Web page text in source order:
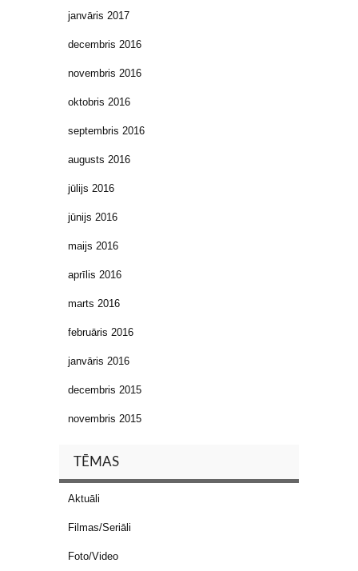
janvāris 2017
decembris 2016
novembris 2016
oktobris 2016
septembris 2016
augusts 2016
jūlijs 2016
jūnijs 2016
maijs 2016
aprīlis 2016
marts 2016
februāris 2016
janvāris 2016
decembris 2015
novembris 2015
TĒMAS
Aktuāli
Filmas/Seriāli
Foto/Video